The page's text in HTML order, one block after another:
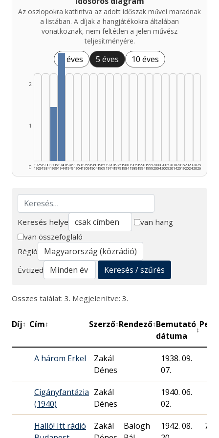
Az oszlopokra kattintva az adott időszak művei maradnak
a listában. A díjak a hangjátékokra általában
vonatkoznak, nem feltétlen a jelen művész
teljesítményére.
1 éves 5 éves 10 éves
0
1
2
1925
1929
1930
1934
1935
1939
1940
1944
1945
1949
1950
1954
1955
1959
1960
1964
1965
1969
1970
1974
1975
1979
1980
1984
1985
1989
1990
1994
1995
1999
2000
2004
2005
2009
2010
2014
2015
2019
2020
2024
2025
2026
Keresés
Keresés helye
van hang
van összefoglaló
Régió
Évtized
Keresés / szűrés
Összes találat: 3. Megjelenítve: 3.
Díj↕ Cím↕ Szerző↕Rendező↕Bemutató
dátuma
↕
Perc
A három Erkel
Zakál
Dénes
1938. 09.
07.
Cigányfantázia
(1940)
Zakál
Dénes
1940. 06.
02.
Halló! Itt rádió
Zakál
Balogh
1942. 08.
75